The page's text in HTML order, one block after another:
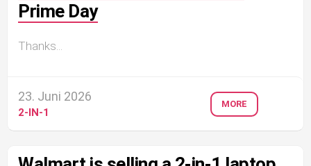
Prime Day
Thanks...
23. Juni 2026
2-IN-1
MORE